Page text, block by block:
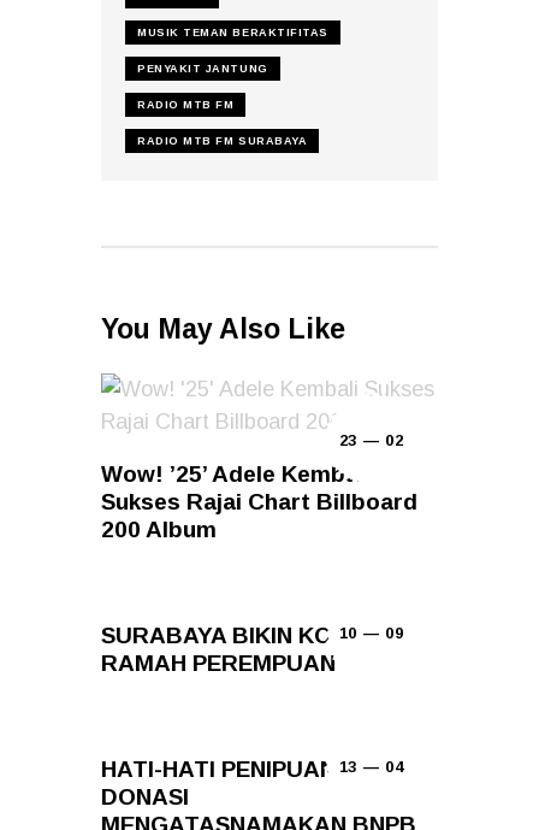
MUSIK TEMAN BERAKTIFITAS
PENYAKIT JANTUNG
RADIO MTB FM
RADIO MTB FM SURABAYA
You May Also Like
23 — 02
Wow! ’25’ Adele Kembali
Sukses Rajai Chart Billboard
200 Album
10 — 09
SURABAYA BIKIN KOTA
RAMAH PEREMPUAN
13 — 04
HATI-HATI PENIPUAN CARI
DONASI
MENGATASNAMAKAN BNPB